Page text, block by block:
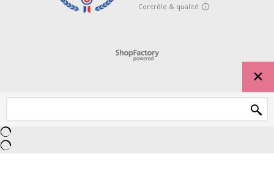
Boutique en ligne créés avec le logiciel eCommerce ShopFactory